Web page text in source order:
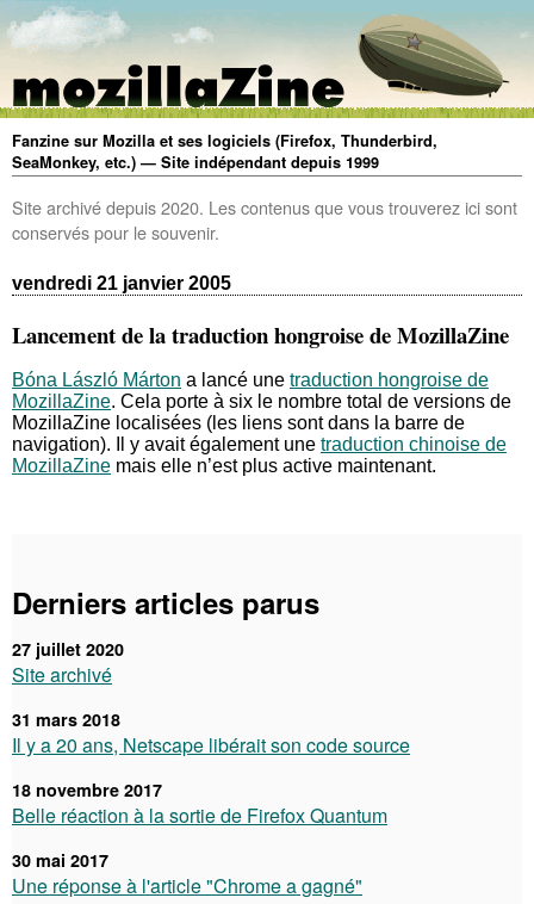
Fanzine sur Mozilla et ses logiciels (Firefox, Thunderbird,
SeaMonkey, etc.) — Site indépendant depuis 1999
Site archivé depuis 2020. Les contenus que vous trouverez ici sont
conservés pour le souvenir.
vendredi 21 janvier 2005
Lancement de la traduction hongroise de MozillaZine
Bóna László Márton a lancé une traduction hongroise de
MozillaZine. Cela porte à six le nombre total de versions de
MozillaZine localisées (les liens sont dans la barre de
navigation). Il y avait également une traduction chinoise de
MozillaZine mais elle n’est plus active maintenant.
Derniers articles parus
27 juillet 2020
Site archivé
31 mars 2018
Il y a 20 ans, Netscape libérait son code source
18 novembre 2017
Belle réaction à la sortie de Firefox Quantum
30 mai 2017
Une réponse à l'article "Chrome a gagné"